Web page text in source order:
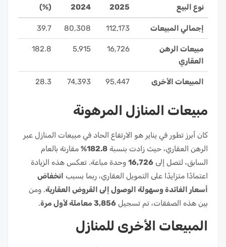
نوع البيع
2025
2024
(%)
إجمالي المبيعات 112,173
80,308
39.7
مبيعات الرهن
العقاري
16,726
5,915
182.8
المبيعات الأخرى 95,447
74,393
28.3
مبيعات المنازل المرهونة
كان أبرز تطور في يناير هو الارتفاع الحاد في مبيعات المنازل عبر
الرهن العقاري، حيث زادت بنسبة 182.8%
مقارنة بالعام
السابق، لتصل إلى 16,726 وحدة مباعة. تعكس هذه الزيادة
اعتمادًا متزايدًا على التمويل العقاري، ربما بسبب انخفاض
أسعار الفائدة وسهولة الوصول إلى القروض العقارية. ومن
بين هذه الصفقات، تم تسجيل 3,856 معاملة لأول مرة .
المبيعات الأخرى للمنازل